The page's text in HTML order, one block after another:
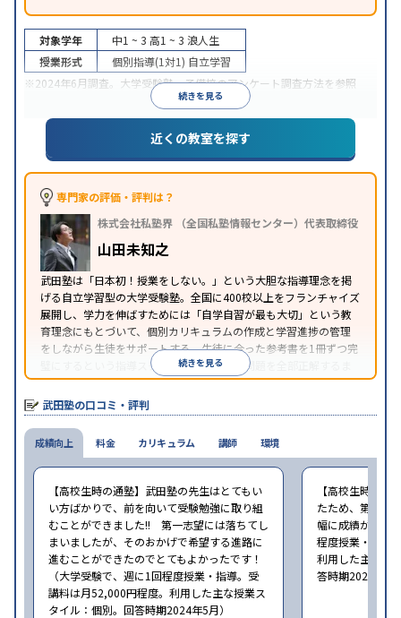
続きを見る
対象学年 中1 ~ 3 高1 ~ 3 浪人生
授業形式
個別指導(1対1) 自立学習
※2024年6月調査。 大学受験塾・予備校のアンケート調査方法を参照
近くの教室を探す
専門家の評価・評判は？
株式会社私塾界 （全国私塾情報センター）代表取締役
山田未知之
武田塾は「日本初！授業をしない。」という大胆な指導理念を掲
げる自立学習型の大学受験塾。全国に400校以上をフランチャイズ
展開し、学力を伸ばすためには「自学自習が最も大切」という教
育理念にもとづいて、個別カリキュラムの作成と学習進捗の管理
をしながら生徒をサポートする。生徒に合った参考書を1冊ずつ完
璧にするという指導スタイルで、参考書の問題を全部正解するま
で繰り返し問題を解くことで偏差値をあげるという手法を取って
いる。
続きを見る
武田塾の口コミ・評判
成績向上
【高校生時の通塾】武田塾の先生はとてもい
い方ばかりで、前を向いて受験勉強に取り組
むことができました!! 第一志望には落ちてし
まいましたが、そのおかげで希望する進路に
進むことができたのでとてもよかったです！
（大学受験で、週に1回程度授業・指導。受
講料は月52,000円程度。利用した主な授業ス
タイル：個別。回答時期2024年5月）
【高校生時の通
たため、第一志
幅に成績が向上
程度授業・指導
利用した主な授
答時期2024年5
料金 カリキュラム 講師 環境